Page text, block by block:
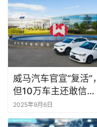
威马汽车官宣“复活”，
但10万车主还敢信
吗？
2025年9月6日